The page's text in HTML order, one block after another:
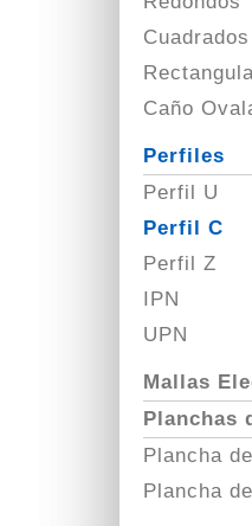
Cuadrados
Caño
Perfiles
Perfil U
Perfil C
Perfil Z
IPN
UPN
Mallas
Planchas
Plancha
Plancha